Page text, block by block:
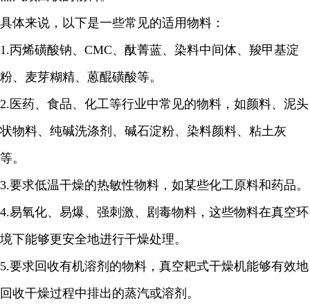
具体来说，以下是一些常见的适用物料：
1.丙烯磺酸钠、 CMC、酞菁蓝、染料中间体、羧甲基淀
粉、麦芽糊精、蒽醌磺酸等。
2. 医药、食品、化工等行业中常见的物料，如颜料、泥头
状物料、纯碱洗涤剂、碱石淀粉、染料颜料、粘土灰
等。
3.要求低温干燥的热敏性物料，如某些化工原料和药品。
4.易氧化、易爆、强刺激、剧毒物料，这些物料在真空环
境下能够更安全地进行干燥处理。
5.要求回收有机溶剂的物料，真空耙式干燥机能够有效地
回收干燥过程中排出的蒸汽或溶剂。